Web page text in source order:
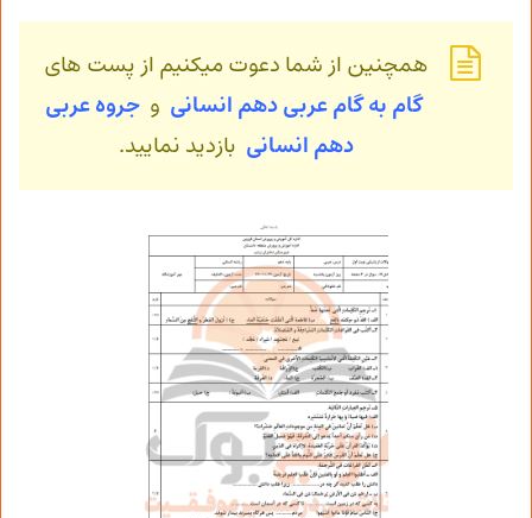
همچنین از شما دعوت میکنیم از پست های
گام به گام عربی دهم انسانی و جروه عربی
دهم انسانی بازدید نمایید.